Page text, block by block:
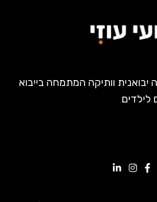
יבואנית וותיקה המתמחה בייבוא
לילדים